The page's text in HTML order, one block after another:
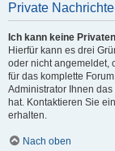
Private
Ich kann keine
Hierfür kann es drei
oder nicht angemeldet,
für das komplette
Administrator Ihnen
hat. Kontaktieren Sie
erhalten.
Nach oben